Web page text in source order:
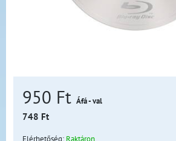
950 Ft Áfá - val
748 Ft
Elérhetőség: Raktáron